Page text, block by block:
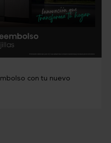
con tu nuevo